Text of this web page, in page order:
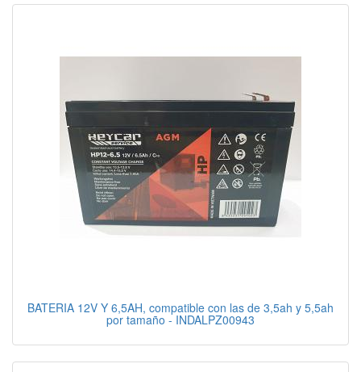
BATERIA 12V Y 6,5AH, compatible con las de 3,5ah y 5,5ah
por tamaño - INDALPZ00943